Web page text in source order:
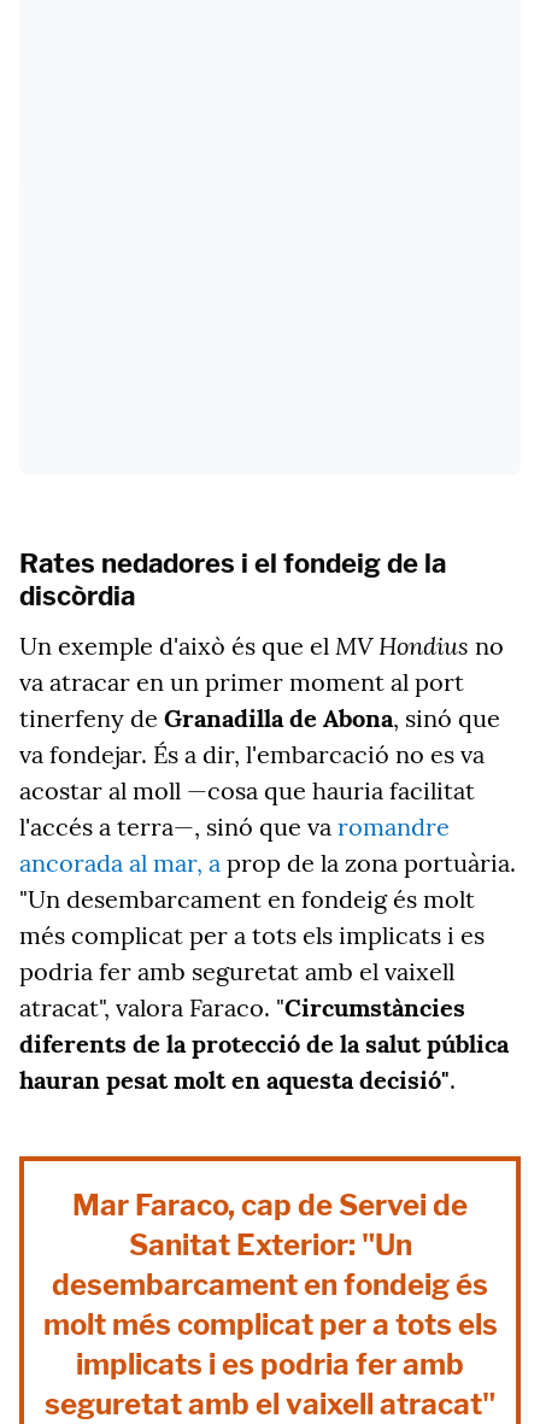
Rates nedadores i el fondeig de la
discòrdia
Un exemple d'això és que el MV Hondius no
va atracar en un primer moment al port
tinerfeny de Granadilla de Abona, sinó que
va fondejar. És a dir, l'embarcació no es va
acostar al moll —cosa que hauria facilitat
l'accés a terra—, sinó que va romandre
ancorada al mar, a prop de la zona portuària.
"Un desembarcament en fondeig és molt
més complicat per a tots els implicats i es
podria fer amb seguretat amb el vaixell
atracat", valora Faraco. "Circumstàncies
diferents de la protecció de la salut pública
hauran pesat molt en aquesta decisió".
Mar Faraco, cap de Servei de
Sanitat Exterior: "Un
desembarcament en fondeig és
molt més complicat per a tots els
implicats i es podria fer amb
seguretat amb el vaixell atracat"